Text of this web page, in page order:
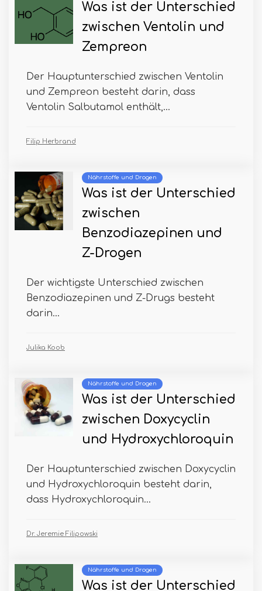
Was ist der Unterschied
zwischen Ventolin und
Zempreon
Der Hauptunterschied zwischen Ventolin
und Zempreon besteht darin, dass
Ventolin Salbutamol enthält,...
Filip Herbrand
Nährstoffe und Drogen
Was ist der Unterschied
zwischen
Benzodiazepinen und
Z-Drogen
Der wichtigste Unterschied zwischen
Benzodiazepinen und Z-Drugs besteht
darin...
Julika Koob
Nährstoffe und Drogen
Was ist der Unterschied
zwischen Doxycyclin
und Hydroxychloroquin
Der Hauptunterschied zwischen Doxycyclin
und Hydroxychloroquin besteht darin,
dass Hydroxychloroquin...
Dr. Jeremie Filipowski
Nährstoffe und Drogen
Was ist der Unterschied